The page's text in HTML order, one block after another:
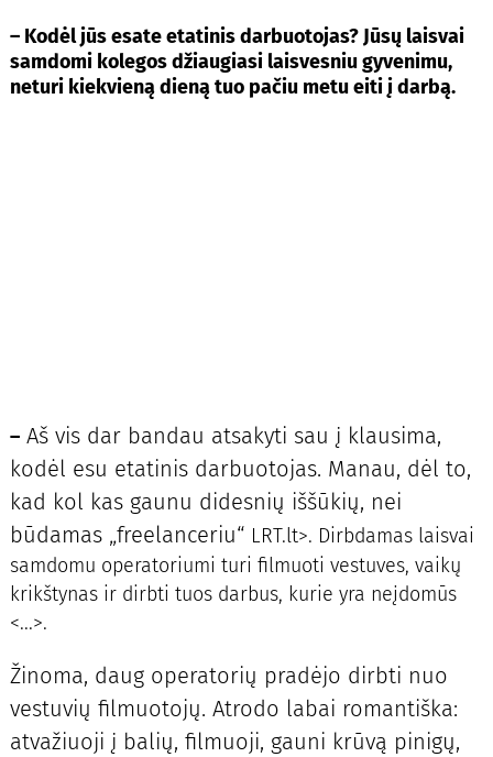
–Kodėl jūs esate etatinis darbuotojas? Jūsų laisvai
samdomi kolegos džiaugiasi laisvesniu gyvenimu,
neturi kiekvieną dieną tuo pačiu metu eiti į darbą.
–Aš vis dar bandau atsakyti sau į klausima,
kodėl esu etatinis darbuotojas. Manau, dėl to,
kad kol kas gaunu didesnių iššūkių, nei
būdamas „freelanceriu“ LRT.lt>. Dirbdamas laisvai
samdomu operatoriumi turi filmuoti vestuves, vaikų
krikštynas ir dirbti tuos darbus, kurie yra neįdomūs
<...>.
Žinoma, daug operatorių pradėjo dirbti nuo
vestuvių filmuotojų. Atrodo labai romantiška:
atvažiuoji į balių, filmuoji, gauni krūvą pinigų,